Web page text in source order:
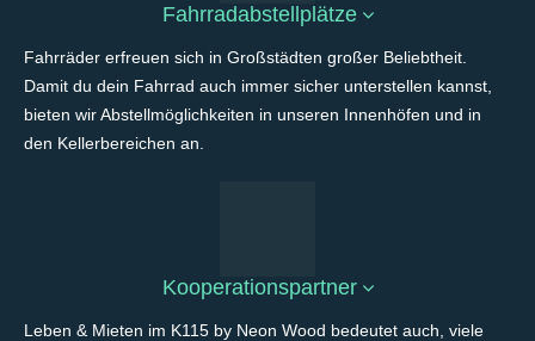
Fahrradabstellplätze
Fahrräder erfreuen sich in Großstädten großer Beliebtheit.
Damit du dein Fahrrad auch immer sicher unterstellen kannst,
bieten wir Abstellmöglichkeiten in unseren Innenhöfen und in
den Kellerbereichen an.
Kooperationspartner
Leben & Mieten im K115 by Neon Wood bedeutet auch, viele